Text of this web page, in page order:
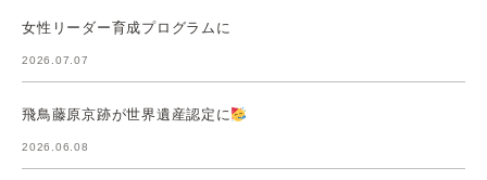
女性リーダー育成プログラムに
2026.07.07
飛鳥藤原京跡が世界遺産認定に
2026.06.08